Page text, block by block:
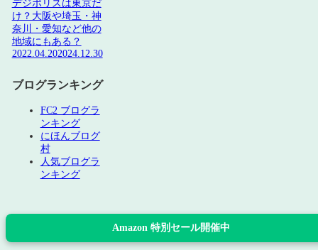
デジポリスは東京だ
け？大阪や埼玉・神
奈川・愛知など他の
地域にもある？
2022.04.202024.12.30
ブログランキング
FC2 ブログラ
ンキング
にほんブログ
村
人気ブログラ
ンキング
Amazon 特別セール開催中